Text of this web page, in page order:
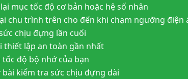
mục tốc độ cơ bản hoặc hệ số nhân
chu trình trên cho đến khi chạm ngưỡng điện
chịu đựng lần cuối
thiết lập an toàn gần nhất
tốc độ bộ nhớ của bạn
bài kiểm tra sức chịu đựng dài